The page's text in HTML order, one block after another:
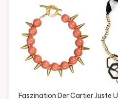
Faszination Der Cartier Juste